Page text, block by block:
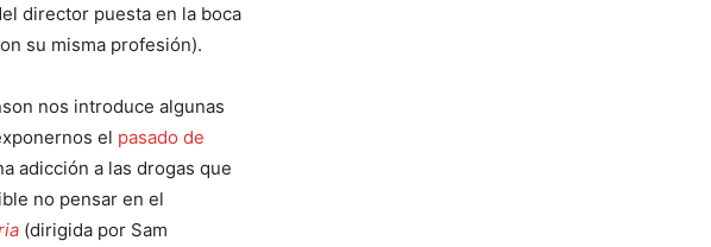
director puesta en la boca
su misma profesión).
nos introduce algunas
el pasado de
adicción a las drogas que
no pensar en el
(dirigida por Sam